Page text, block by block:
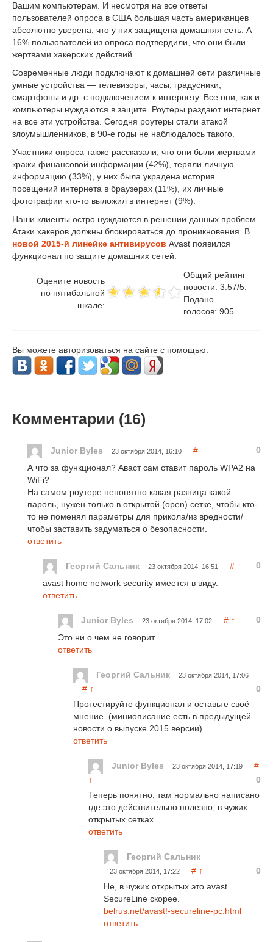
Вашим компьютерам. И несмотря на все ответы
пользователей опроса в США большая часть американцев
абсолютно уверена, что у них защищена домашняя сеть. А
16% пользователей из опроса подтвердили, что они были
жертвами хакерских действий.
Современные люди подключают к домашней сети различные
умные устройства — телевизоры, часы, градусники,
смартфоны и др. с подключением к интернету. Все они, как и
компьютеры нуждаются в защите. Роутеры раздают интернет
на все эти устройства. Сегодня роутеры стали атакой
злоумышленников, в 90-е годы не наблюдалось такого.
Участники опроса также рассказали, что они были жертвами
кражи финансовой информации (42%), теряли личную
информацию (33%), у них была украдена история
посещений интернета в браузерах (11%), их личные
фотографии кто-то выложил в интернет (9%).
Наши клиенты остро нуждаются в решении данных проблем.
Атаки хакеров должны блокироваться до проникновения. В
новой 2015-й линейке антивирусов Avast появился
функционал по защите домашних сетей.
Оцените новость
по пятибальной
шкале:
Общий рейтинг
новости: 3.57/5.
Подано
голосов: 905.
Вы можете авторизоваться на сайте с помощью:
Комментарии (16)
Junior Byles 23 октября 2014, 16:10 #
0
А что за функционал? Аваст сам ставит пароль WPA2 на
WiFi?
На самом роутере непонятно какая разница какой
пароль, нужен только в открытой (open) сетке, чтобы кто-
то не поменял параметры для прикола/из вредности/
чтобы заставить задуматься о безопасности.
ответить
Георгий Сальник 23 октября 2014, 16:51 # ↑
0
avast home network security имеется в виду.
ответить
Junior Byles 23 октября 2014, 17:02 # ↑
0
Это ни о чем не говорит
ответить
Георгий Сальник 23 октября 2014, 17:06
# ↑
0
Протестируйте функционал и оставьте своё
мнение. (миниописание есть в предыдущей
новости о выпуске 2015 версии).
ответить
Junior Byles 23 октября 2014, 17:19
#
↑
0
Теперь понятно, там нормально написано
где это действительно полезно, в чужих
открытых сетках
ответить
Георгий Сальник
23 октября 2014, 17:22 # ↑
0
Не, в чужих открытых это avast
SeсureLine скорее.
belrus.net/avast!-secureline-pc.html
ответить